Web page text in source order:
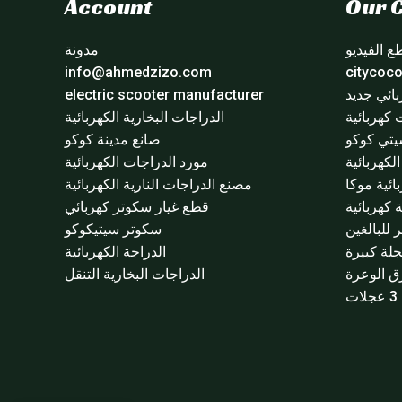
Our
الفيديو
جديد
كهربائية
كوكو
موكا
كهربائية
كبيرة
الوعرة
Account
مدونة
info@ahmedzizo.com
electric scooter manufacturer
الدراجات البخارية الكهربائية
صانع مدينة كوكو
مورد الدراجات الكهربائية
مصنع الدراجات النارية الكهربائية
قطع غيار سكوتر كهربائي
سكوتر سيتيكوكو
الدراجة الكهربائية
الدراجات البخارية التنقل